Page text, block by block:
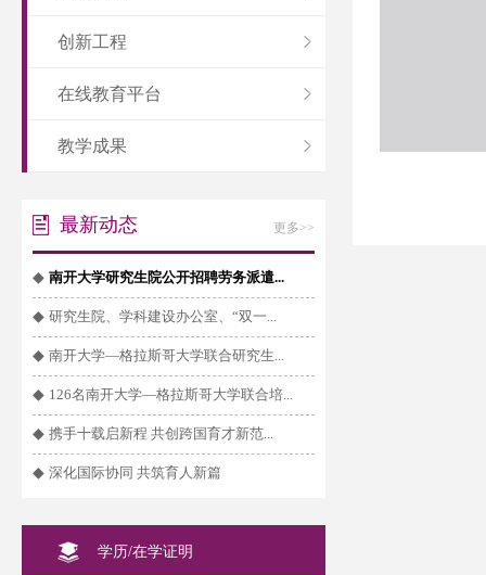
创新工程
在线教育平台
教学成果
最新动态 更多>>
◆ 南开大学研究生院公开招聘劳务派遣...
◆ 研究生院、学科建设办公室、“双一...
◆ 南开大学—格拉斯哥大学联合研究生...
◆ 126名南开大学—格拉斯哥大学联合培...
◆ 携手十载启新程 共创跨国育才新范...
◆ 深化国际协同 共筑育人新篇
学历/在学证明